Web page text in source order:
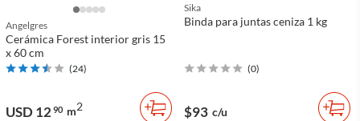
Angelgres
Cerámica Forest interior gris 15
x 60 cm
(24)
USD 12 90 m2
Sika
Binda para juntas ceniza 1 kg
(0)
$93 c/u